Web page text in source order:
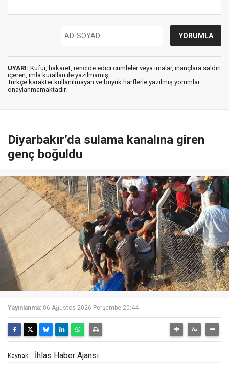
UYARI: Küfür, hakaret, rencide edici cümleler veya imalar, inançlara saldırı
içeren, imla kuralları ile yazılmamış,
Türkçe karakter kullanılmayan ve büyük harflerle yazılmış yorumlar
onaylanmamaktadır.
Diyarbakır’da sulama kanalına giren
genç boğuldu
Yayınlanma: 06 Ağustos 2026 Perşembe 20:44
Kaynak: İhlas Haber Ajansı